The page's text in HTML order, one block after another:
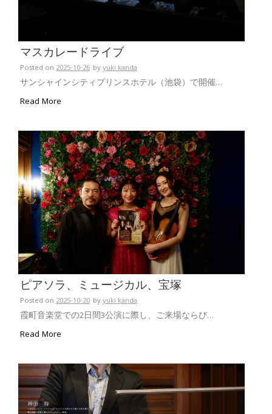
マスカレードライブ
Posted on 2025-10-26 byyuki kanda
サンシャインシティプリンスホテル（池袋）で開催…
Read More
ピアソラ、ミュージカル、宝塚
Posted on 2025-10-20 byyuki kanda
霞町音楽堂での2日間3公演に際し、ご来場ならび…
Read More